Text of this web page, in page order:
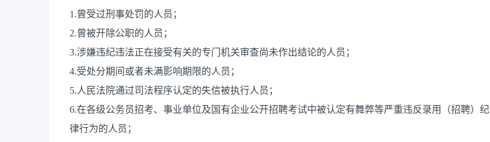
1.曾受过刑事处罚的人员；
2.曾被开除公职的人员；
3.涉嫌违纪违法正在接受有关的专门机关审查尚未作出结论的人员；
4.受处分期间或者未满影响期限的人员；
5.人民法院通过司法程序认定的失信被执行人员；
6.在各级公务员招考、事业单位及国有企业公开招聘考试中被认定有舞弊等严重违反录用（招聘）纪
律行为的人员；